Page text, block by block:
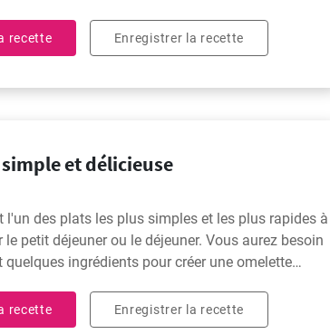
recette Enregistrer la recette
et délicieuse
l'un des plats les plus simples et les plus rapides à
le petit déjeuner ou le déjeuner. Vous aurez besoin
quelques ingrédients pour créer une omelette
recette Enregistrer la recette